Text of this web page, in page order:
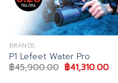
BRANDS
P1 Lefeet Water Pro
฿45,900.00 Original
price
฿41,310.00